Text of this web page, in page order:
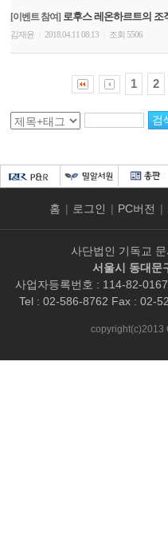
[이벤트 참여] 로후스 레온하르트의 조
김재윤 2018.04.11 08:13 조회 5506
1 2
홈 | 로그인 | PC버전 |
사단법인 기독교
서울시 동대문
사업자등록번호 : 114-82-
Tel : 02-586-8762 Fax : 02-
copyright(c)2013